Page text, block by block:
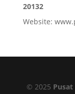
20132
Website:
© 2025